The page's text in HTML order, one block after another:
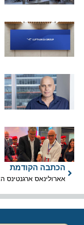
הכתבה הקודמת